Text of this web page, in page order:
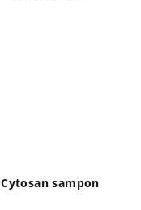
Cytosan sampon